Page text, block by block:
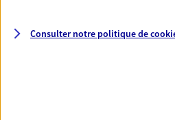
invalidité ou de décès.
Consulter notre politique de